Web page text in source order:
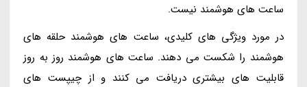
ساعت های هوشمند نیست.
در مورد ویژگی های کلیدی، ساعت های هوشمند حلقه های
هوشمند را شکست می دهند. ساعت های هوشمند روز به روز
قابلیت های بیشتری دریافت می کنند و از چیپست های